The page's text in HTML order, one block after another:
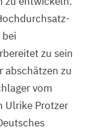
zu sein
abschätzen zu
vom
Ulrike Protzer